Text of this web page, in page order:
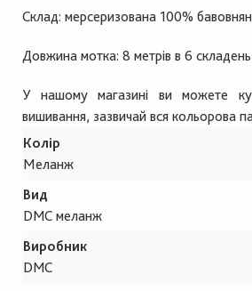
Склад: мерсеризована 100%
Довжина мотка: 8 метрів в 6 складень
У нашому магазині ви можете
вишивання, зазвичай вся кольорова
Колір
Меланж
Вид
DMC меланж
Виробник
DMC